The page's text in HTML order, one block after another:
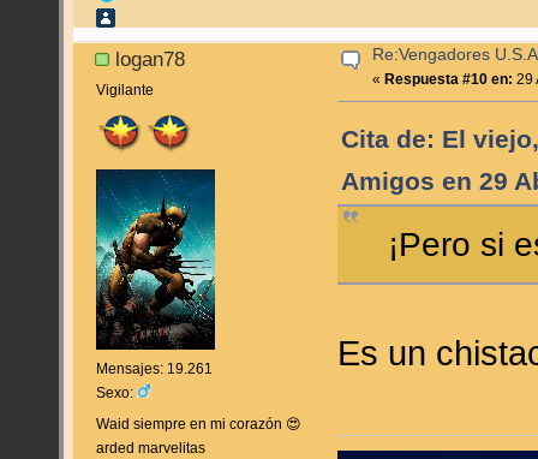
logan78
Vigilante
Mensajes: 19.261
Sexo:
Waid siempre en mi corazón 😍
arded marvelitas
Re:Vengadores
«Respuesta #10 en: 29
Cita de: El
Amigos en 29
¡Pero si
Es un